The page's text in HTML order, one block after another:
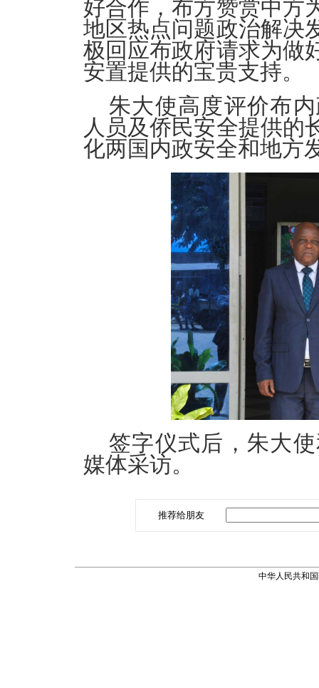
好合作，布方赞赏中方
地区热点问题政治解决
极回应布政府请求为做
安置提供的宝贵支持。
朱大使高度评价布
人员及侨民安全提供的
化两国内政安全和地方
签字仪式后，朱大
媒体采访。
推荐给朋友
中华人民共和